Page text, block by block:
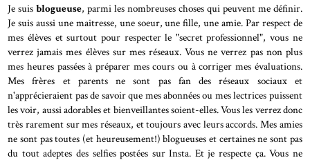
Je suisblogueuse, parmi les nombreuses choses qui peuvent me définir.
Je suis aussi une maitresse, une soeur, une fille, une amie. Par respect de
mes élèves et surtout pour respecter le "secret professionnel", vous ne
verrez jamais mes élèves sur mes réseaux. Vous ne verrez pas non plus
mes heures passées à préparer mes cours ou à corriger mes évaluations.
Mes frères et parents ne sont pas fan des réseaux sociaux et
n'apprécieraient pas de savoir que mes abonnées ou mes lectrices puissent
les voir, aussi adorables et bienveillantes soient-elles. Vous les verrez donc
très rarement sur mes réseaux, et toujours avec leurs accords. Mes amies
ne sont pas toutes (et heureusement!) blogueuses et certaines ne sont pas
du tout adeptes des selfies postées sur Insta. Et je respecte ça. Vous ne